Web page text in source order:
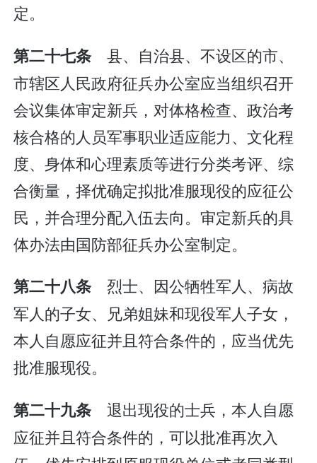
定。
第二十七条 县、自治县、不设区的市、
市辖区人民政府征兵办公室应当组织召开
会议集体审定新兵，对体格检查、政治考
核合格的人员军事职业适应能力、文化程
度、身体和心理素质等进行分类考评、综
合衡量，择优确定拟批准服现役的应征公
民，并合理分配入伍去向。审定新兵的具
体办法由国防部征兵办公室制定。
第二十八条 烈士、因公牺牲军人、病故
军人的子女、兄弟姐妹和现役军人子女，
本人自愿应征并且符合条件的，应当优先
批准服现役。
第二十九条 退出现役的士兵，本人自愿
应征并且符合条件的，可以批准再次入